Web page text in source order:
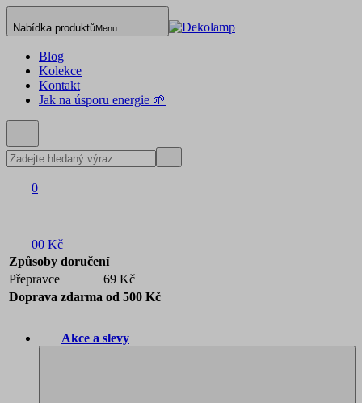
Nabídka produktůMenu
Blog
Kolekce
Kontakt
Jak na úsporu energie 🌱
0
00 Kč
Způsoby doručení
Přepravce
69 Kč
Doprava zdarma od 500 Kč
Akce a slevy